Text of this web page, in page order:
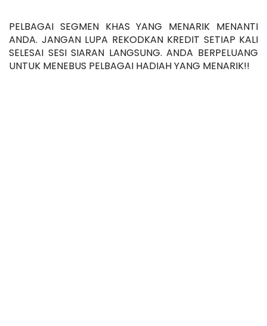
PELBAGAI SEGMEN KHAS YANG MENARIK MENANTI
ANDA. JANGAN LUPA REKODKAN KREDIT SETIAP KALI
SELESAI SESI SIARAN LANGSUNG. ANDA BERPELUANG
UNTUK MENEBUS PELBAGAI HADIAH YANG MENARIK!!